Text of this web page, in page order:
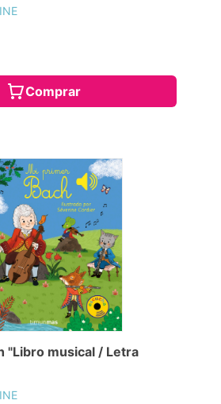
Comprar
"Libro musical / Letra